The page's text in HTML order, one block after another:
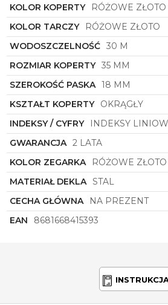
najnowsze trendy modowe. Ten
design doskonale komponuje
stylizacjami, nadając im
Zegarek DamskiLee Cooper
LC07686.410to nie tylko
mierzenia czasu, to również
Twojego codziennego looku,
spojrzenia i podkreśli Twój
oczarować elegancji i
tego wyjątkowego zegarka!
KOLOR KOPERTY
RÓŻOWE ZŁOTO
KOLOR TARCZY
RÓŻOWE ZŁOTO
WODOSZCZELNOŚĆ 30 M
ROZMIAR KOPERTY 35 MM
SZEROKOŚĆ PASKA 18 MM
KSZTAŁT KOPERTY OKRĄGŁY
INDEKSY / CYFRY
INDEKSY
GWARANCJA 2 LATA
KOLOR ZEGARKA
RÓŻOWE ZŁOTO
MATERIAŁ DEKLA STAL
CECHA GŁÓWNA
NA PREZENT
EAN
8681668415393